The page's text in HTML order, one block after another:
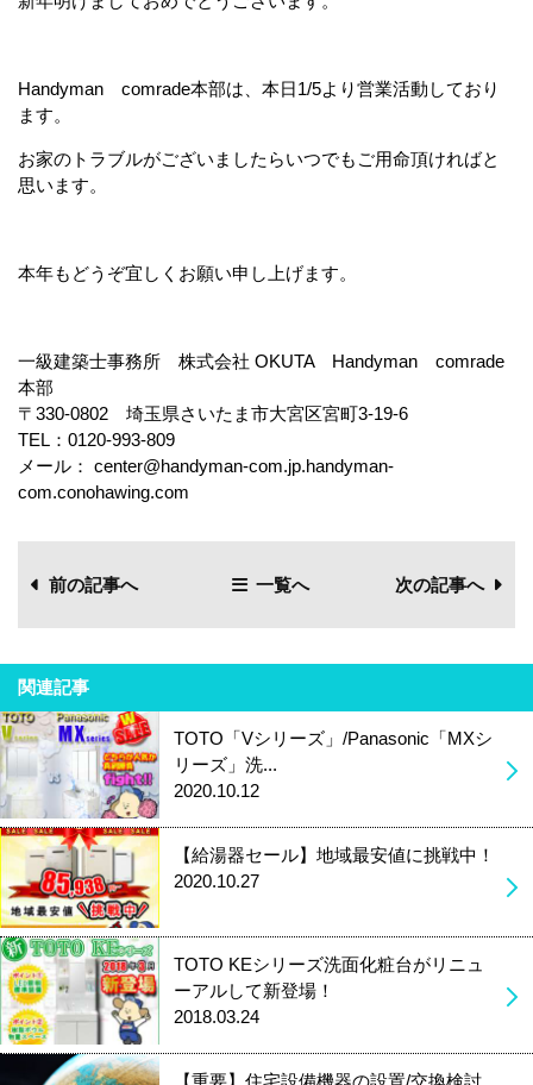
Handyman comrade本部は、本日1/5より営業活動しており
ます。
お家のトラブルがございましたらいつでもご用命頂ければと
思います。
本年もどうぞ宜しくお願い申し上げます。
一級建築士事務所 株式会社 OKUTA Handyman comrade
本部
〒330-0802 埼玉県さいたま市大宮区宮町3-19-6
TEL：0120-993-809
メール： center@handyman-com.jp.handyman-
com.conohawing.com
前の記事へ 一覧へ 次の記事へ
関連記事
TOTO「Vシリーズ」/Panasonic「MXシ
リーズ」洗...
2020.10.12
【給湯器セール】地域最安値に挑戦中！
2020.10.27
TOTO KEシリーズ洗面化粧台がリニュ
ーアルして新登場！
2018.03.24
【重要】住宅設備機器の設置/交換検討